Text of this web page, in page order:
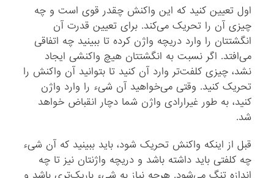
اول تعیین کنید که این واکنش چقدر قوی است و چه
چیزی آن را تحریک می‌کند. برای تعیین قدرت آن
انگشتتان را وارد دریچه واژن کرده تا ببینید چه اتفاقی
می‌افتد. اگر نسبت به انگشتتان هیچ واکنشی ایجاد
نشد، چیزی کلفت‌تر وارد آن کنید تا بتوانید آن واکنش را
تحریک کنید. وقتی می‌خواهید آن شیء را وارد واژن
کنید، به طور غیرارادی واژن شما دچار انقباض خواهد
شد.
قبل از اینکه واکنش تحریک شود، باید ببینید که آن شیء
چه کلفتی باید داشته باشد و دریچه واژنتان نیز تا چه